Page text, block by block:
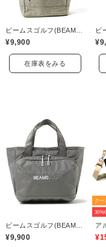
¥9,900
在庫表をみる
¥9,900
クー
ア